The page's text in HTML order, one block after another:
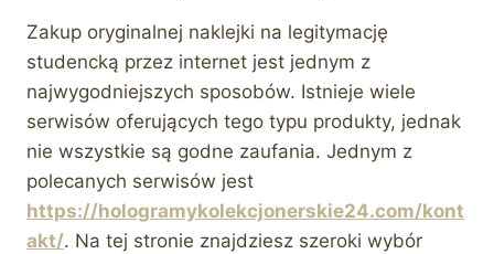
Zakup oryginalnej naklejki na legitymację
studencką przez internet jest jednym z
najwygodniejszych sposobów. Istnieje wiele
serwisów oferujących tego typu produkty, jednak
nie wszystkie są godne zaufania. Jednym z
polecanych serwisów jest
https://hologramykolekcjonerskie24.com/kont
akt/. Na tej stronie znajdziesz szeroki wybór